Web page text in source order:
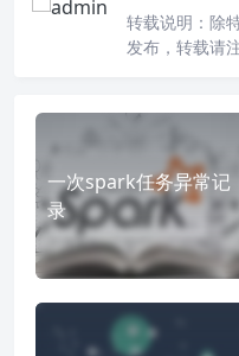
转载说明： 除
发布，转载请
一次spark任务异常记
录